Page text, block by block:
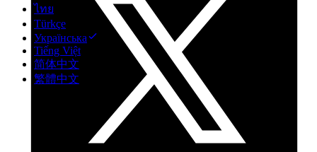
ไทย
Türkçe
Українська
Tiếng Việt
简体中文
繁體中文